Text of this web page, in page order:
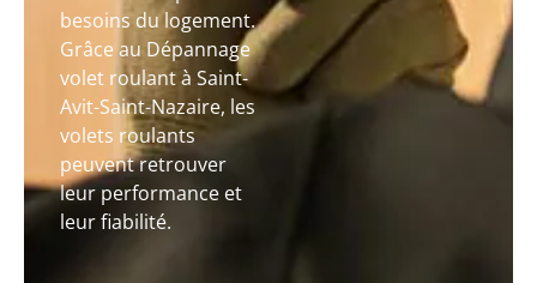
besoins du logement.
Grâce au Dépannage
volet roulant à Saint-
Avit-Saint-Nazaire, les
volets roulants
peuvent retrouver
leur performance et
leur fiabilité.